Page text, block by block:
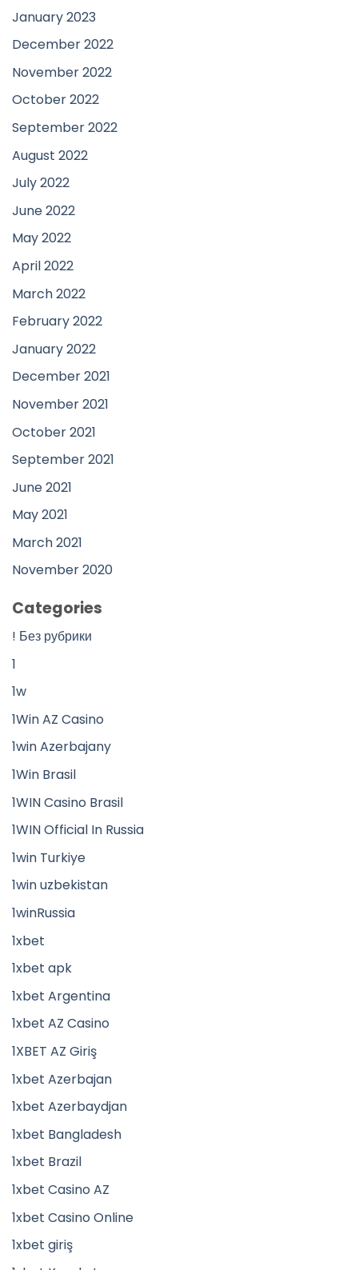
January 2023
December 2022
November 2022
October 2022
September 2022
August 2022
July 2022
June 2022
May 2022
April 2022
March 2022
February 2022
January 2022
December 2021
November 2021
October 2021
September 2021
June 2021
May 2021
March 2021
November 2020
Categories
! Без рубрики
1
1w
1Win AZ Casino
1win Azerbajany
1Win Brasil
1WIN Casino Brasil
1WIN Official In Russia
1win Turkiye
1win uzbekistan
1winRussia
1xbet
1xbet apk
1xbet Argentina
1xbet AZ Casino
1XBET AZ Giriş
1xbet Azerbajan
1xbet Azerbaydjan
1xbet Bangladesh
1xbet Brazil
1xbet Casino AZ
1xbet Casino Online
1xbet giriş